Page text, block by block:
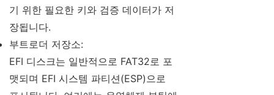
기 위한 필요한 키와 검증 데이터가 저
장됩니다.
부트로더 저장소:
EFI 디스크는 일반적으로 FAT32로 포
맷되며 EFI 시스템 파티션(ESP)으로